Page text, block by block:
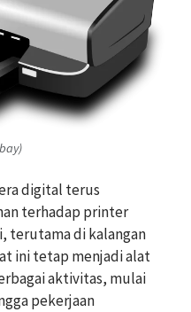
digital terus
terhadap printer
terutama di kalangan
ini tetap menjadi alat
aktivitas, mulai
pekerjaan